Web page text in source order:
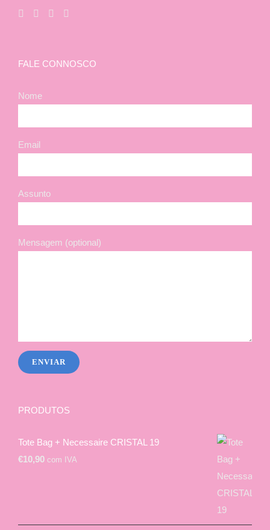
FALE CONNOSCO
Nome
Email
Assunto
Mensagem (optional)
PRODUTOS
Tote Bag + Necessaire CRISTAL 19
€10,90 com IVA